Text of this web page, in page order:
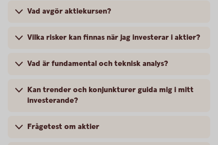
Vad avgör aktiekursen?
Vilka risker kan finnas när jag investerar i aktier?
Vad är fundamental och teknisk analys?
Kan trender och konjunkturer guida mig i mitt
investerande?
Frågetest om aktier